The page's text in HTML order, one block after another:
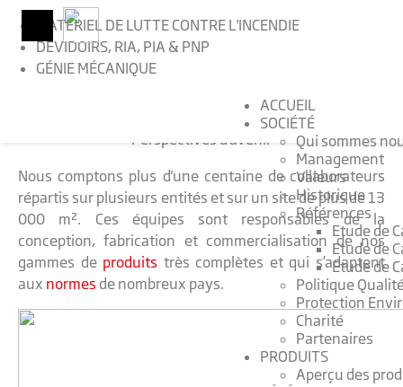
MATÈRIEL DE LUTTE CONTRE L'INCENDIE
DÉVIDOIRS, RIA, PIA & PNP
GÉNIE MÉCANIQUE
ACCUEIL
SOCIÉTÉ
Qui sommes
Management
Valeurs
Historique
Références
Etude de
Etude de
Etude de
Politique
Protection
Charité
Partenaires
PRODUITS
Aperçu des
> Accueil > Offres
Perspectives d'avenir
Nous comptons plus d'une centaine de collaborateurs
répartis sur plusieurs entités et sur un site de plus de 13
000 m². Ces équipes sont responsables de la
conception, fabrication et commercialisation de nos
gammes de produits très complètes et qui s’adaptent
aux normes de nombreux pays.